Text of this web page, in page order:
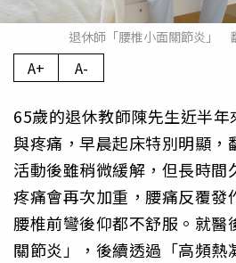
退休師「腰椎小面關節炎」
A+ A-
65歲的退休教師陳先生近半
與疼痛，早晨起床特別明顯，
活動後雖稍微緩解，但長時間
疼痛會再次加重，腰痛反覆發
腰椎前彎後仰都不舒服。就醫
關節炎」，後續透過「高頻熱